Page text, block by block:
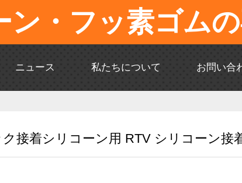
ン・フッ素ゴム
ニュース 私たちについて お問い合
接着シリコーン用 RTV シリコーン接